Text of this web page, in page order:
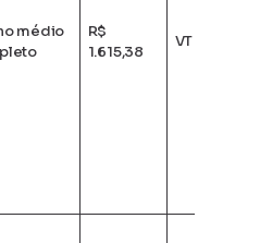
médio
R$
1.615,38
VT + VA